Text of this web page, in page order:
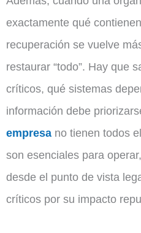
exactamente qué
recuperación se vuelve
restaurar “todo”. Hay que
críticos, qué sistemas
información debe
empresa no tienen todos
son esenciales para
desde el punto de vista
críticos por su impacto